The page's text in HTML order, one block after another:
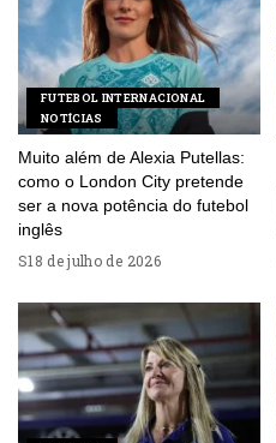
FUTEBOL INTERNACIONAL
NOTÍCIAS
Muito além de Alexia Putellas:
como o London City pretende
ser a nova potência do futebol
inglês
18 de julho de 2026